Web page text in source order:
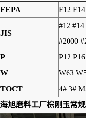
FEPA
F12
JIS
#12 #14
#2000
P
P12
W
W63
TOCT
4# 3#
海旭磨料工厂棕刚玉常